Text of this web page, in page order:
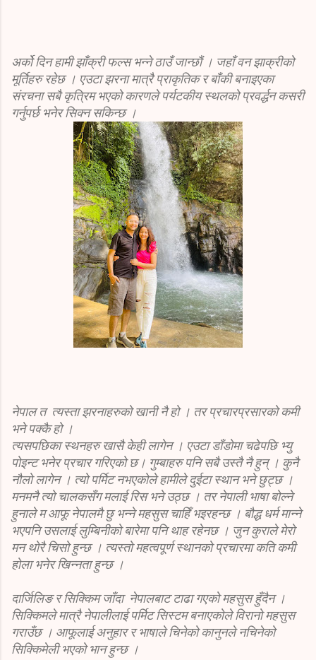
अर्को दिन हामी झाँक्री फल्स भन्ने ठाउँ जान्छौं । जहाँ वन झाक्रीको
मूर्तिहरु रहेछ । एउटा झरना मात्रै प्राकृतिक र बाँकी बनाइएका
संरचना सबै कृत्रिम भएको कारणले पर्यटकीय स्थलको प्रवर्द्धन कसरी
गर्नुपर्छ भनेर सिक्न सकिन्छ ।
नेपाल त त्यस्ता झरनाहरुको खानी नै हो । तर प्रचारप्रसारको कमी
भने पक्कै हो ।
त्यसपछिका स्थनहरु खासै केही लागेन । एउटा डाँडोमा चढेपछि भ्यु
पोइन्ट भनेर प्रचार गरिएको छ। गुम्बाहरु पनि सबै उस्तै नै हुन् । कुनै
नौलो लागेन । त्यो पर्मिट नभएकोले हामीले दुईटा स्थान भने छुट्छ ।
मनमनै त्यो चालकसँग मलाई रिस भने उठ्छ । तर नेपाली भाषा बोल्ने
हुनाले म आफू नेपालमै छु भन्ने महसुस चाहिँ भइरहन्छ । बौद्ध धर्म मान्ने
भएपनि उसलाई लुम्बिनीको बारेमा पनि थाह रहेनछ । जुन कुराले मेरो
मन थोरै चिसो हुन्छ । त्यस्तो महत्वपूर्ण स्थानको प्रचारमा कति कमी
होला भनेर खिन्नता हुन्छ ।
दार्जिलिङ र सिक्किम जाँदा नेपालबाट टाढा गएको महसुस हुँदैन ।
सिक्किमले मात्रै नेपालीलाई पर्मिट सिस्टम बनाएकोले विरानो महसुस
गराउँछ । आफूलाई अनुहार र भाषाले चिनेको कानुनले नचिनेको
सिक्किमेली भएको भान हुन्छ ।